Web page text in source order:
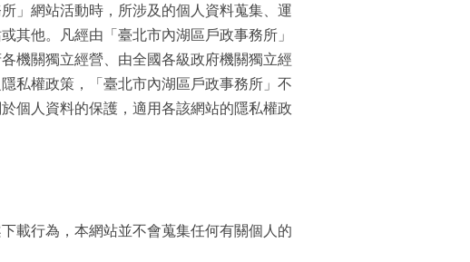
」網站活動時，所涉及的個人資料蒐集、運
其他。凡經由「臺北市內湖區戶政事務所」
機關獨立經營、由全國各級政府機關獨立經
私權政策，「臺北市內湖區戶政事務所」不
個人資料的保護，適用各該網站的隱私權政
載行為，本網站並不會蒐集任何有關個人的